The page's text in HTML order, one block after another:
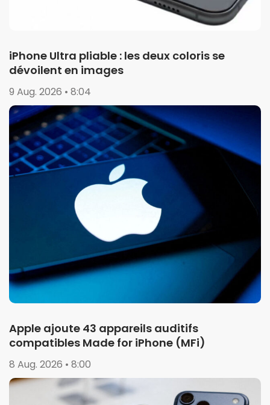
iPhone Ultra pliable : les deux coloris se
dévoilent en images
9 Aug. 2026 • 8:04
Apple ajoute 43 appareils auditifs
compatibles Made for iPhone (MFi)
8 Aug. 2026 • 8:00